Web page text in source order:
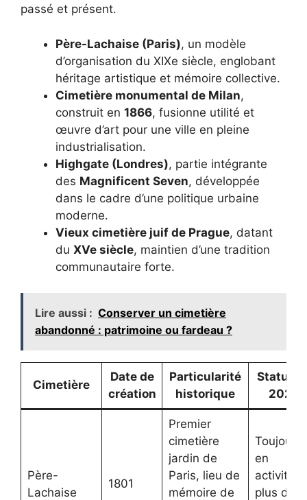
passé et présent.
Père-Lachaise (Paris), un modèle
d’organisation du XIXe siècle, englobant
héritage artistique et mémoire collective.
Cimetière monumental de Milan,
construit en 1866, fusionne utilité et
œuvre d’art pour une ville en pleine
industrialisation.
Highgate (Londres), partie intégrante
des Magnificent Seven, développée
dans le cadre d’une politique urbaine
moderne.
Vieux cimetière juif de Prague, datant
du XVe siècle, maintien d’une tradition
communautaire forte.
Lire aussi : Conserver un cimetière
abandonné : patrimoine ou fardeau ?
Cimetière
Date de
création
Particularité
historique
Statut
2025
Père-
Lachaise
1801
Premier
cimetière
jardin de
Paris, lieu de
mémoire de
Toujours
en
activité,
plus de